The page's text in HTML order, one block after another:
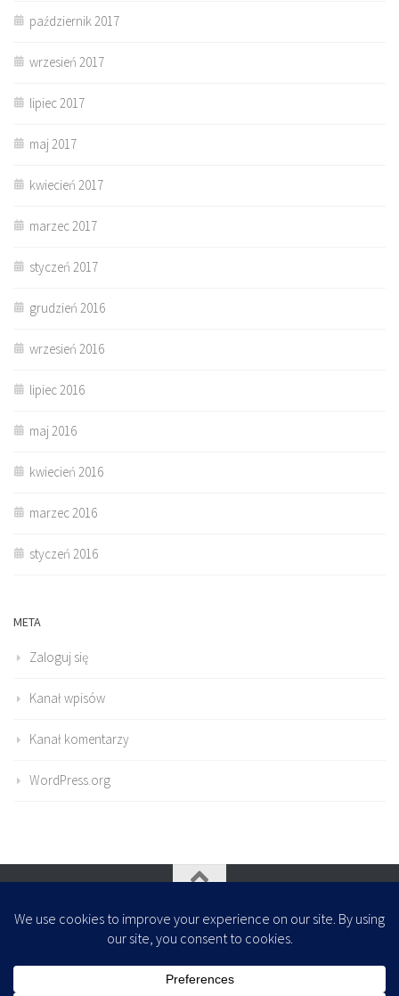
październik 2017
wrzesień 2017
lipiec 2017
maj 2017
kwiecień 2017
marzec 2017
styczeń 2017
grudzień 2016
wrzesień 2016
lipiec 2016
maj 2016
kwiecień 2016
marzec 2016
styczeń 2016
META
Zaloguj się
Kanał wpisów
Kanał komentarzy
WordPress.org
- Zaprojektowany z